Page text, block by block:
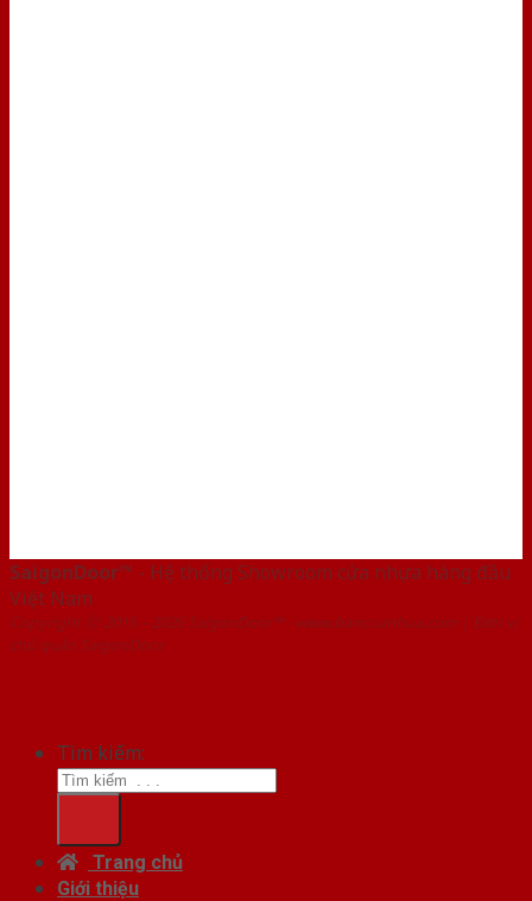
SaigonDoor™ - Hệ thống Showroom cửa nhựa hàng đầu
Việt Nam
Copyright ⓒ 2016 – 2026 SaigonDoor™ - www.bancuanhua.com | Đơn vị
chủ quản SaigonDoor
Tìm kiếm:
Trang chủ
Giới thiệu